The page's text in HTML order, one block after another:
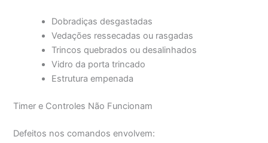
Dobradiças desgastadas
Vedações ressecadas ou rasgadas
Trincos quebrados ou desalinhados
Vidro da porta trincado
Estrutura empenada
Timer e Controles Não Funcionam
Defeitos nos comandos envolvem: